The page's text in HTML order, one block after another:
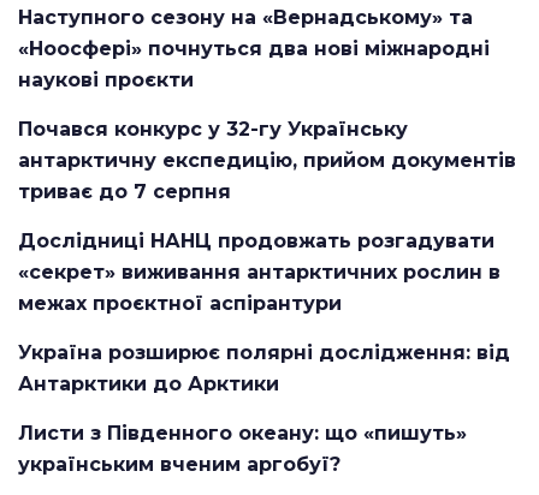
Наступного сезону на «Вернадському» та
«Ноосфері» почнуться два нові міжнародні
наукові проєкти
Почався конкурс у 32-гу Українську
антарктичну експедицію, прийом документів
триває до 7 серпня
Дослідниці НАНЦ продовжать розгадувати
«секрет» виживання антарктичних рослин в
межах проєктної аспірантури
Україна розширює полярні дослідження: від
Антарктики до Арктики
Листи з Південного океану: що «пишуть»
українським вченим аргобуї?